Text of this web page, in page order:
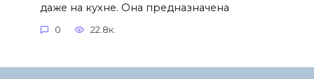
даже на кухне. Она предназначена
0 22.8к.